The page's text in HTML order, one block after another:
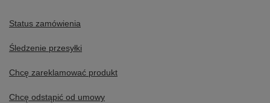
Status zamówienia
Śledzenie przesyłki
Chcę zareklamować produkt
Chcę odstąpić od umowy